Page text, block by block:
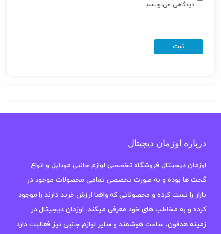
دیدگاهی می‌نویسم.
درباره اوزمان دیجیتال
اوزمان دیجیتال فروشگاه تخصصی لوازم جانبی موبایل و انواع
گجت ها بوده و به صورت تخصصی تمامی محصولات موجود در
بازار را تست کرده و محصولاتی که واقعا ارزش خرید دارند را موجود
کرده و به مخاطب های خود معرفی میکند. اوزمان دیجیتال در
زمینه هدفون، ساعت هوشمند و سایر لوازم جانبی نیز فعالیت دارد